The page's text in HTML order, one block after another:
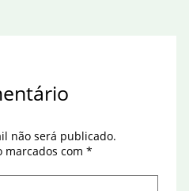
não será publicado.
marcados com *